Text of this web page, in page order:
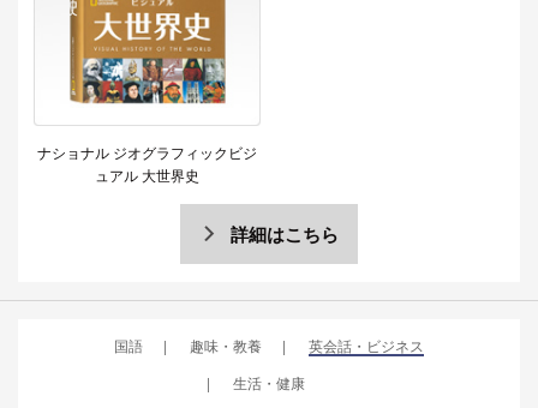
ナショナル ジオグラフィックビジ
ュアル 大世界史
詳細はこちら
国語 趣味・教養
英会話・ビジネス
生活・健康